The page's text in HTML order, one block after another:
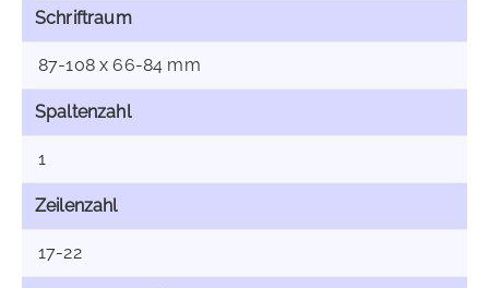
Schriftraum
87-108 x 66-84 mm
Spaltenzahl
1
Zeilenzahl
17-22